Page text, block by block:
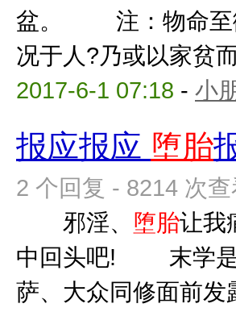
盆。 注：物命至微
况于人?乃或以家贫
2017-6-1 07:18 - 小
报应报应 堕胎
2 个回复 - 8214 次查
邪淫、 堕胎让我
中回头吧! 末学是
萨、大众同修面前